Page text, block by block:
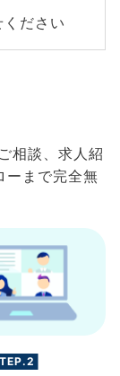
ださい
相談、求人紹
ーまで完全無